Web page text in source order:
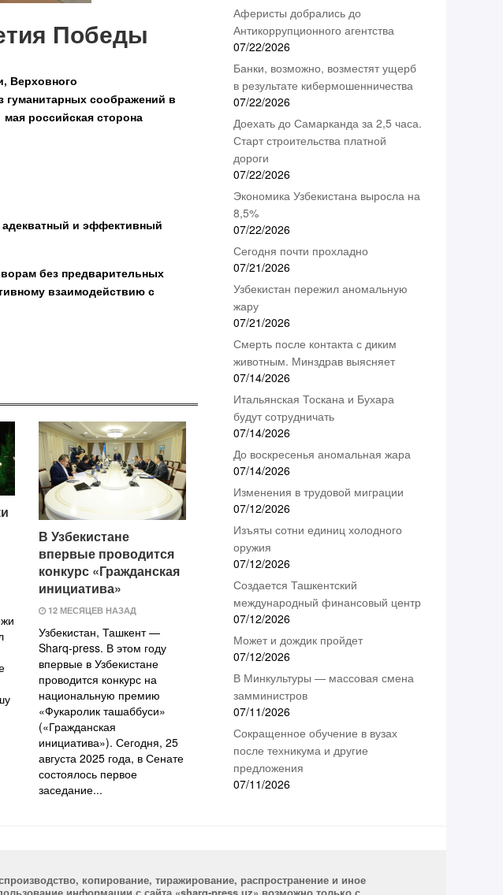
Победы
Верховного
соображений в
российская сторона
и эффективный
без предварительных
взаимодействию с
В Узбекистане
впервые проводится
конкурс «Гражданская
инициатива»
12 МЕСЯЦЕВ НАЗАД
Узбекистан, Ташкент —
Sharq-press. В этом году
впервые в Узбекистане
проводится конкурс на
национальную премию
«Фукаролик ташаббуси»
(«Гражданская
инициатива»). Сегодня, 25
августа 2025 года, в Сенате
состоялось первое
заседание...
Аферисты добрались до
Антикоррупционного агентства
07/22/2026
Банки, возможно, возместят ущерб
в результате кибермошенничества
07/22/2026
Доехать до Самарканда за 2,5 часа.
Старт строительства платной
дороги
07/22/2026
Экономика Узбекистана выросла на
8,5%
07/22/2026
Сегодня почти прохладно
07/21/2026
Узбекистан пережил аномальную
жару
07/21/2026
Смерть после контакта с диким
животным. Минздрав выясняет
07/14/2026
Итальянская Тоскана и Бухара
будут сотрудничать
07/14/2026
До воскресенья аномальная жара
07/14/2026
Изменения в трудовой миграции
07/12/2026
Изъяты сотни единиц холодного
оружия
07/12/2026
Создается Ташкентский
международный финансовый центр
07/12/2026
Может и дождик пройдет
07/12/2026
В Минкультуры — массовая смена
замминистров
07/11/2026
Сокращенное обучение в вузах
после техникума и другие
предложения
07/11/2026
копирование, тиражирование, распространение и иное